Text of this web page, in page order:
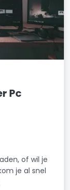
Pc
of wil je
je al snel